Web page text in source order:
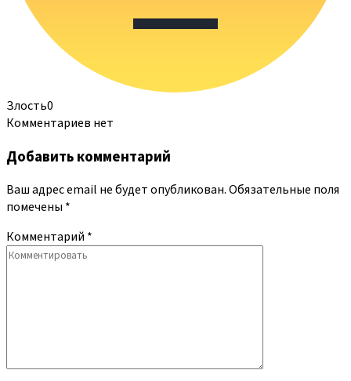
Злость0
Комментариев нет
Добавить комментарий
Ваш адрес email не будет опубликован.Обязательные поля
помечены *
Комментарий *